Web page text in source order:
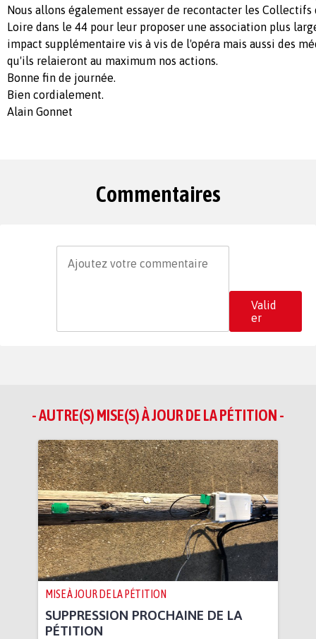
Nous allons également essayer de recontacter les Collectifs
Loire dans le 44 pour leur proposer une association plus
impact supplémentaire vis à vis de l'opéra mais aussi des
qu'ils relaieront au maximum nos actions.
Bonne fin de journée.
Bien cordialement.
Alain Gonnet
Commentaires
Valid
er
- AUTRE(S) MISE(S) À JOUR DE LA PÉTITION -
MISE À JOUR DE LA PÉTITION
SUPPRESSION PROCHAINE DE LA
PÉTITION